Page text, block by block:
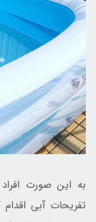
به این صورت
تفریحات آبی